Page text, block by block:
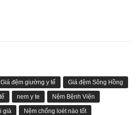
Giá đệm giường y tế Giá đệm Sông Hồng
nem y te Nệm Bệnh Viện
già Nệm chống loét nào tốt